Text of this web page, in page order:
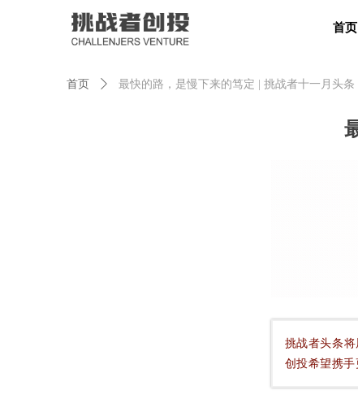
首页
首页
挑战者头条
创投希望携手
首页 ꄲ 最快的路，是慢下来的笃定 | 挑战者十一月头条